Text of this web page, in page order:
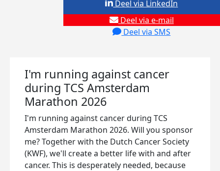
Deel via e-mail
Deel via SMS
Deel via LinkedIn
I'm running against cancer
during TCS Amsterdam
Marathon 2026
I'm running against cancer during TCS
Amsterdam Marathon 2026. Will you sponsor
me? Together with the Dutch Cancer Society
(KWF), we'll create a better life with and after
cancer. This is desperately needed, because